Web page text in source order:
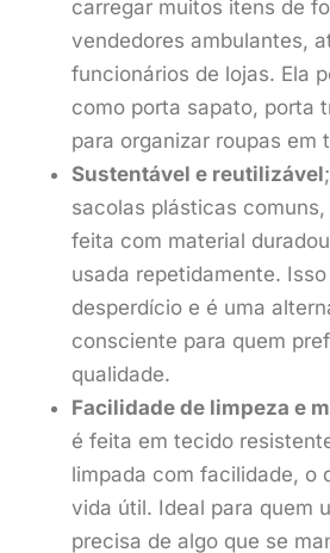
carregar muitos itens de
vendedores ambulantes,
funcionários de lojas. Ela
como porta sapato, porta
para organizar roupas em
Sustentável e reutilizável
sacolas plásticas
feita com material
usada repetidamente.
desperdício e é uma
consciente para quem
qualidade.
Facilidade de limpeza e
é feita em tecido
limpada com facilidade, o
vida útil. Ideal para quem
precisa de algo que se